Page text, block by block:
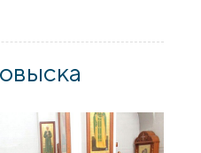
Белорусских Святых